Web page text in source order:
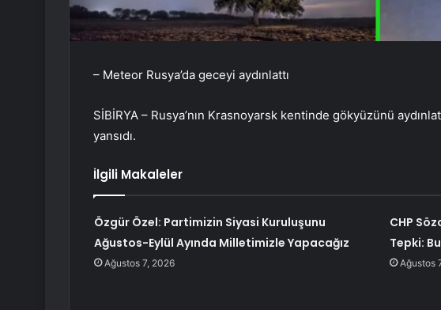
– Meteor Rusya’da geceyi aydınlattı
SİBİRYA – Rusya’nın Krasnoyarsk kentinde gökyüzünü
yansıdı.
İlgili Makaleler
Özgür Özel: Partimizin Siyasi Kuruluşunu
Ağustos-Eylül Ayında Milletimizle Yapacağız
Ağustos 7, 2026
CHP
Tepki:
Ağustos